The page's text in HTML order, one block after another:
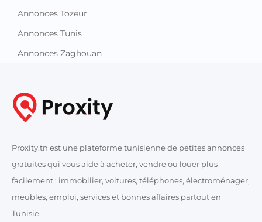
Annonces Tozeur
Annonces Tunis
Annonces Zaghouan
Proxity.tn est une plateforme tunisienne de petites annonces
gratuites qui vous aide à acheter, vendre ou louer plus
facilement : immobilier, voitures, téléphones, électroménager,
meubles, emploi, services et bonnes affaires partout en
Tunisie.